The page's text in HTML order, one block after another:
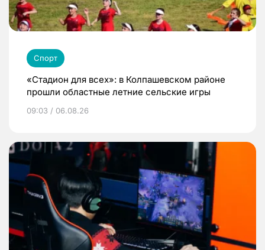
Спорт
«Стадион для всех»: в Колпашевском районе
прошли областные летние сельские игры
09:03 / 06.08.26